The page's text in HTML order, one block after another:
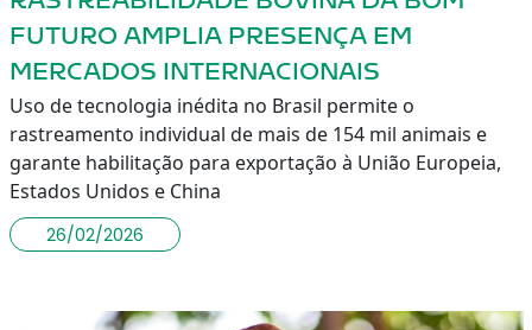
FUTURO AMPLIA PRESENÇA EM
MERCADOS INTERNACIONAIS
Uso de tecnologia inédita no Brasil permite o
rastreamento individual de mais de 154 mil animais e
garante habilitação para exportação à União Europeia,
Estados Unidos e China
26/02/2026